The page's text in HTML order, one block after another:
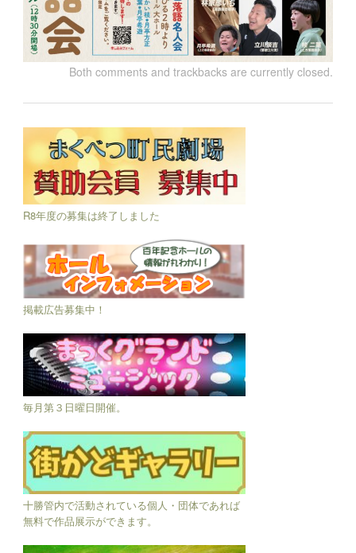
Both comments and trackbacks are currently closed.
R8年度の募集は終了しました
掲載広告募集中！
毎月第３日曜日開催。
十勝管内で活動されている個人・団体であれば
無料で作品展示ができます。